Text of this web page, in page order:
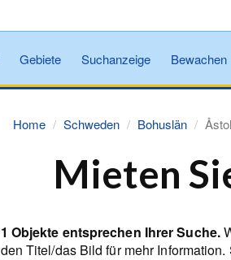
Gebiete Suchanzeige Bewachen
Home Schweden Bohuslän Åstol
Mieten
1 Objekte entsprechen Ihrer Suche.
den Titel/das Bild für mehr